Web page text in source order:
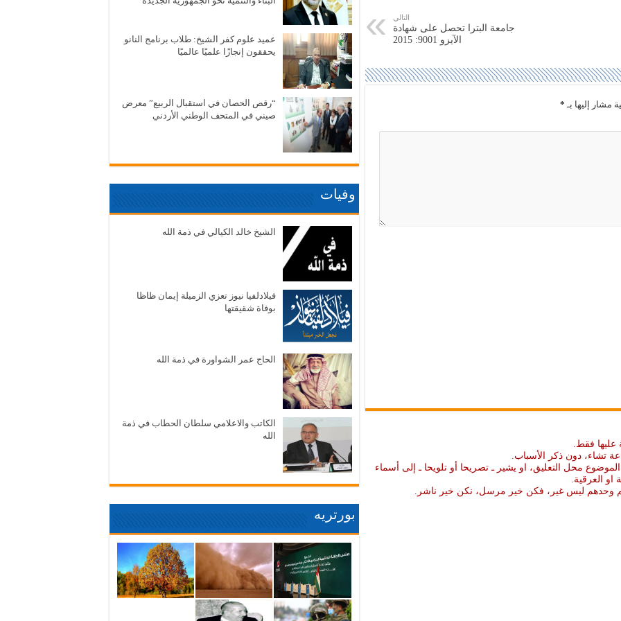
التالي
جامعة البترا تحصل على شهادة
الآيزو 9001: 2015
مشار إليها بـ *
عليها فقط.
تشاء، دون ذكر الأسباب.
محل التعليق، او يشير ـ تصريحا أو تلويحا ـ إلى أسماء
او العرقية.
وحدهم ليس غير، فكن خير مرسل، نكن خير ناشر.
عميد علوم كفر الشيخ: طلاب برنامج النانو
يحققون إنجازًا علميًا عالميًا
“رقص الحصان في استقبال الربيع” معرض
صيني في المتحف الوطني الأردني
وفيات
الشيخ خالد الكيالي في ذمة الله
فيلادلفيا نيوز تعزي الزميلة إيمان ظاظا
بوفاة شقيقتها
الحاج عمر الشواورة في ذمة الله
الكاتب والاعلامي سلطان الحطاب في ذمة
الله
بورتريه